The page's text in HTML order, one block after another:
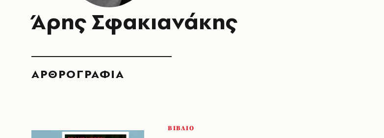
Άρης Σφακιανάκης
ΑΡΘΡΟΓΡΑΦΙΑ
ΒΙΒΛΙΟ